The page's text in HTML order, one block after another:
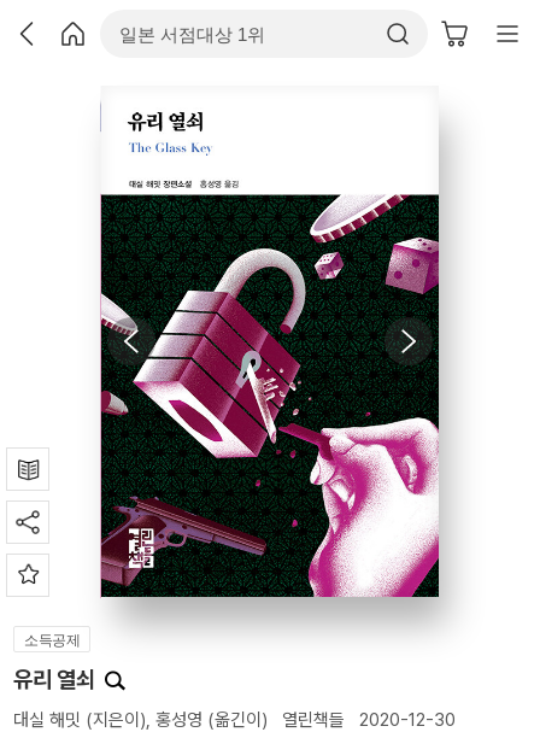
소득공제
유리 열쇠
대실 해밋 (지은이), 홍성영 (옮긴이) 열린책들 2020-12-30